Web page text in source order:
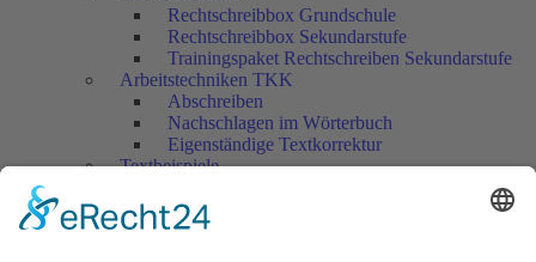
Rechtschreibbox Grundschule
Rechtschreibbox Sekundarstufe
Trainingspaket Rechtschreiben Sekundarstufe
Arbeitstechniken TKK
Abschreiben
Nachschlagen im Wörterbuch
Eigenständige Textkorrektur
Textbeispiele
Sekundarstufe
Überprüfen, bewerten...